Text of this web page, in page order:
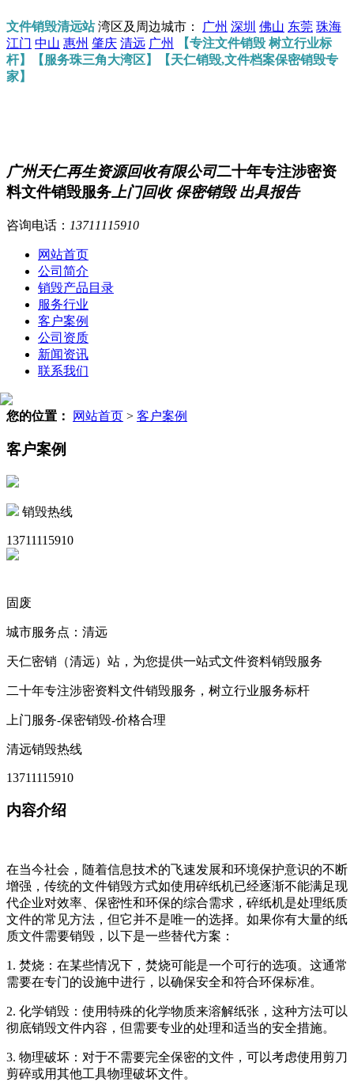
文件销毁清远站湾区及周边城市： 广州 深圳 佛山 东莞 珠海
江门 中山 惠州 肇庆 清远 广州
【专注文件销毁 树立行业标
杆】【服务珠三角大湾区】【天仁销毁,文件档案保密销毁专
家】
广州天仁再生资源回收有限公司二十年专注涉密资
料文件销毁服务 上门回收 保密销毁 出具报告
咨询电话： 13711115910
网站首页
公司简介
销毁产品目录
服务行业
客户案例
公司资质
新闻资讯
联系我们
您的位置： 网站首页 > 客户案例
客户案例
销毁热线
13711115910
固废
城市服务点：清远
天仁密销（清远）站，为您提供一站式文件资料销毁服务
二十年专注涉密资料文件销毁服务，树立行业服务标杆
上门服务-保密销毁-价格合理
清远销毁热线
13711115910
内容介绍
在当今社会，随着信息技术的飞速发展和环境保护意识的不断
增强，传统的文件销毁方式如使用碎纸机已经逐渐不能满足现
代企业对效率、保密性和环保的综合需求，碎纸机是处理纸质
文件的常见方法，但它并不是唯一的选择。如果你有大量的纸
质文件需要销毁，以下是一些替代方案：
1. 焚烧：在某些情况下，焚烧可能是一个可行的选项。这通常
需要在专门的设施中进行，以确保安全和符合环保标准。
2. 化学销毁：使用特殊的化学物质来溶解纸张，这种方法可以
彻底销毁文件内容，但需要专业的处理和适当的安全措施。
3. 物理破坏：对于不需要完全保密的文件，可以考虑使用剪刀
剪碎或用其他工具物理破坏文件。